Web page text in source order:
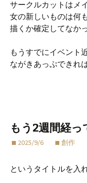
サークルカットはメ
女の新しいものは何
描くか確定してなか
もうすでにイベント
ながきあっぷできれ
もう2週間経っ
2025/9/6 創作
というタイトルを入